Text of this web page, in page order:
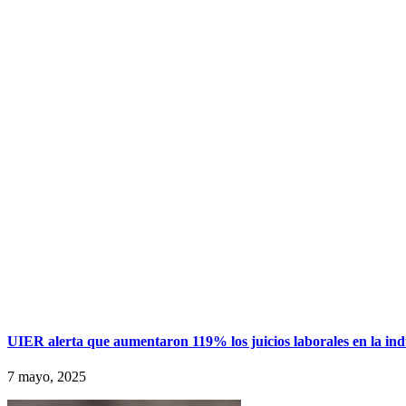
UIER alerta que aumentaron 119% los juicios laborales en la
7 mayo, 2025